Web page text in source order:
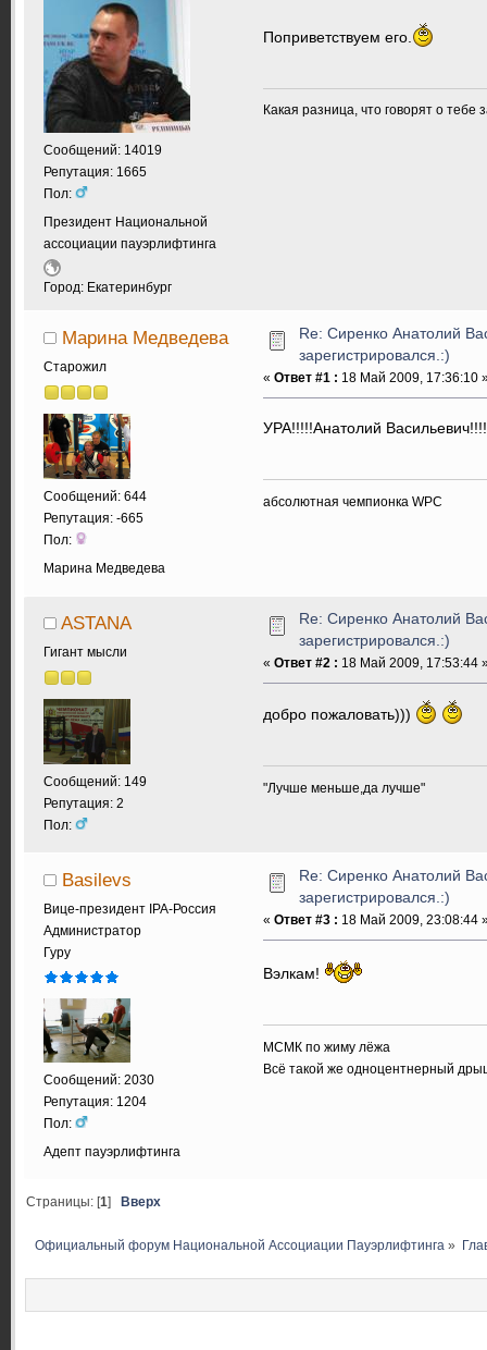
Сообщений: 14019
Репутация: 1665
Пол:
Президент Национальной
ассоциации пауэрлифтинга
Город: Екатеринбург
Поприветствуем его.
Какая разница, что говорят о
Марина Медведева
Старожил
Сообщений: 644
Репутация: -665
Пол:
Марина Медведева
Re: Сиренко Анатолий
зарегистрировался.:)
« Ответ #1 : 18 Май 2009, 17:36:10
УРА!!!!!Анатолий
абсолютная чемпионка WPC
ASTANA
Гигант мысли
Сообщений: 149
Репутация: 2
Пол:
Re: Сиренко Анатолий
зарегистрировался.:)
« Ответ #2 : 18 Май 2009, 17:53:44
добро пожаловать)))
"Лучше меньше,да лучше"
Basilevs
Вице-президент IPA-Россия
Администратор
Гуру
Сообщений: 2030
Репутация: 1204
Пол:
Адепт пауэрлифтинга
Re: Сиренко Анатолий
зарегистрировался.:)
« Ответ #3 : 18 Май 2009, 23:08:44
Вэлкам!
МСМК по жиму лёжа
Всё такой же одноцентнерный
Страницы: [1] Вверх
Официальный форум Национальной Ассоциации Пауэрлифтинга »